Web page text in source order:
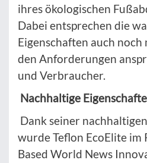
ihres ökologischen
Dabei entsprechen die
Eigenschaften auch noch
den Anforderungen
und Verbraucher.
Nachhaltige
Dank seiner
wurde Teflon EcoElite im
Based World News